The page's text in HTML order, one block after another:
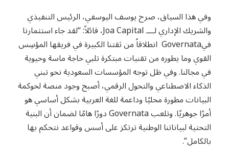
وفي هذا السياق، صرح يوسف اليوسفي، الرئيس التنفيذي
والشريك الإداري لــــ Joa Capital، قائلاً: “لقد جاء استثمارنا
فيGovernata انطلاقاً من ثقتنا الكبيرة في فريقها المؤسِس
القوي وما يطوره من تقنيات مبتكرة تلبي حاجة ماسة وحيوية
في مجالنا. وفي ظل توجه المؤسسات السعودية نحو تبني
الذكاء الاصطناعي والتحول الرقمي، أصبح وجود منصة لحوكمة
البيانات مطورة محليًا وداعمة للغة العربية بشكل أساسي هو
أمرًا جوهريًا. وتلعب Governata دورًا هامًا لضمان أن البنية
التحتية لبياناتنا الوطنية ترتكز على أسس وقواعد نتحكم بها
بالكامل”.